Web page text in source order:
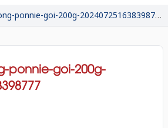
xuc-xich-vong-ponnie-goi-200g-202407251638398777
ponnie-goi-200g-